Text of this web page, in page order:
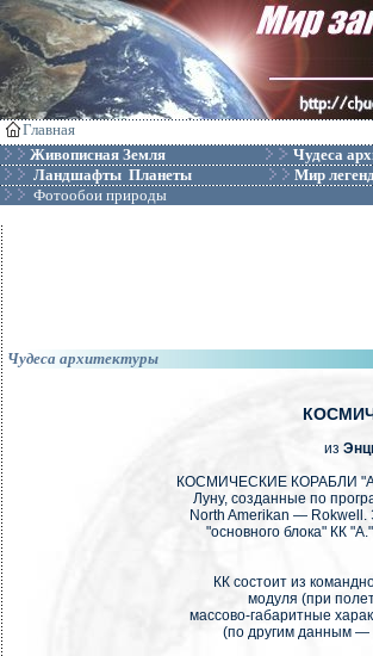
Главная
Живописная Земля
Чудеса
Ландшафты Планеты
Мир
Фотообои природы
Чудеса архитектуры
из
КОСМИЧЕСКИЕ КОРАБЛИ
Луну, созданные по
North Amerikan — Rokwell.
"основного блока" КК
КК состоит из
модуля (при
массово-габаритные
(по другим данным —